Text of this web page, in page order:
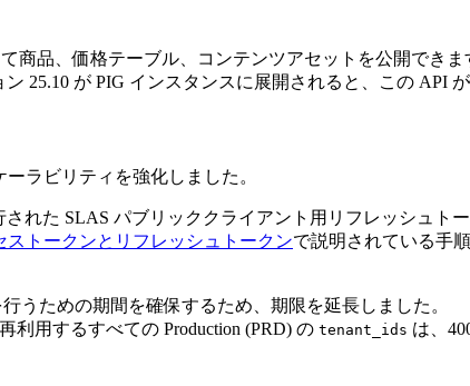
商品、価格テーブル、コンテンツアセットを公開でき
25.10 が PIG インスタンスに展開されると、この API
ラビリティを強化しました。
れた SLAS パブリッククライアント用リフレッシュト
ストークンとリフレッシュトークンで説明されている手
うための期間を確保するため、期限を延長しました。
利用するすべての Production (PRD) の tenant_ids は、